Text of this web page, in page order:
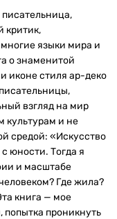
критик,
языки мира и
о знаменитой
иконе стиля ар-деко
взгляд на мир
культурам и не
средой: «Искусство
юности. Тогда я
и масштабе
Где жила?
книга — мое
проникнуть